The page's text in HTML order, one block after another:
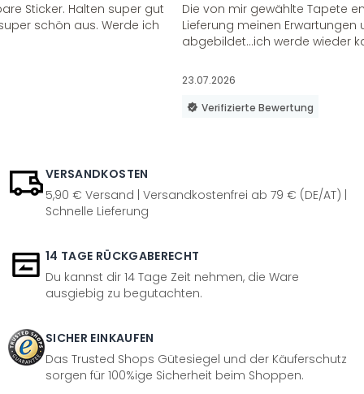
Sticker. Halten super gut
schön aus. Werde ich
Die von mir gewählte Tapete
Lieferung meinen Erwartungen
abgebildet...ich werde wieder
23.07.2026
Verifizierte Bewertung
VERSANDKOSTEN
5,90 € Versand | Versandkostenfrei ab 79 € (DE/AT) |
Schnelle Lieferung
14 TAGE RÜCKGABERECHT
Du kannst dir 14 Tage Zeit nehmen, die Ware
ausgiebig zu begutachten.
SICHER EINKAUFEN
Das Trusted Shops Gütesiegel und der Käuferschutz
sorgen für 100%ige Sicherheit beim Shoppen.